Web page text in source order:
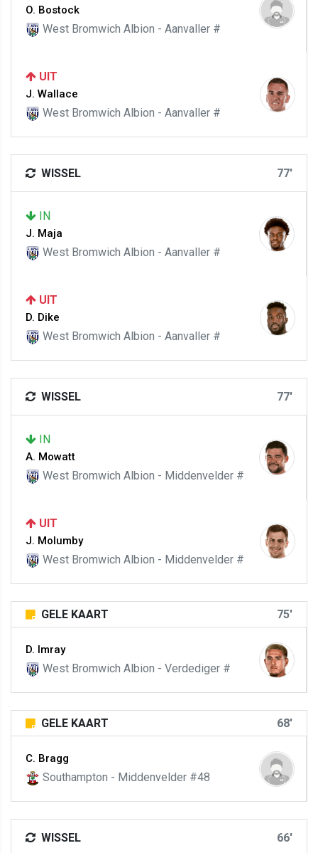
O. Bostock
West Bromwich Albion - Aanvaller #
UIT
J. Wallace
West Bromwich Albion - Aanvaller #
WISSEL 77'
IN
J. Maja
West Bromwich Albion - Aanvaller #
UIT
D. Dike
West Bromwich Albion - Aanvaller #
WISSEL 77'
IN
A. Mowatt
West Bromwich Albion - Middenvelder #
UIT
J. Molumby
West Bromwich Albion - Middenvelder #
GELE KAART 75'
D. Imray
West Bromwich Albion - Verdediger #
GELE KAART 68'
C. Bragg
Southampton - Middenvelder #48
WISSEL 66'